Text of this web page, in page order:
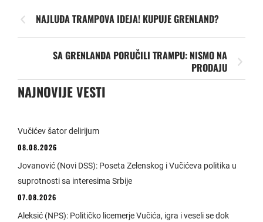
NAJLUĐA TRAMPOVA IDEJA! KUPUJE GRENLAND?
SA GRENLANDA PORUČILI TRAMPU: NISMO NA
PRODAJU
NAJNOVIJE VESTI
Vučićev šator delirijum
08.08.2026
Jovanović (Novi DSS): Poseta Zelenskog i Vučićeva politika u
suprotnosti sa interesima Srbije
07.08.2026
Aleksić (NPS): Političko licemerje Vučića, igra i veseli se dok